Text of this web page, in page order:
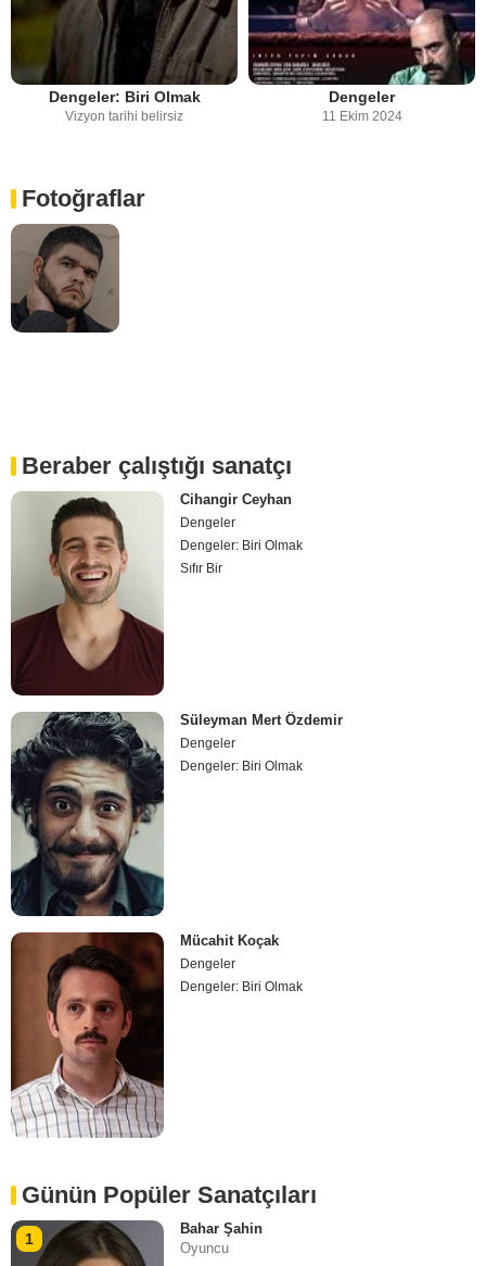
Dengeler: Biri Olmak
Vizyon tarihi belirsiz
Dengeler
11 Ekim 2024
Fotoğraflar
Beraber çalıştığı sanatçı
Cihangir Ceyhan
Dengeler
Dengeler: Biri Olmak
Sıfır Bir
Süleyman Mert Özdemir
Dengeler
Dengeler: Biri Olmak
Mücahit Koçak
Dengeler
Dengeler: Biri Olmak
Günün Popüler Sanatçıları
1
Bahar Şahin
Oyuncu